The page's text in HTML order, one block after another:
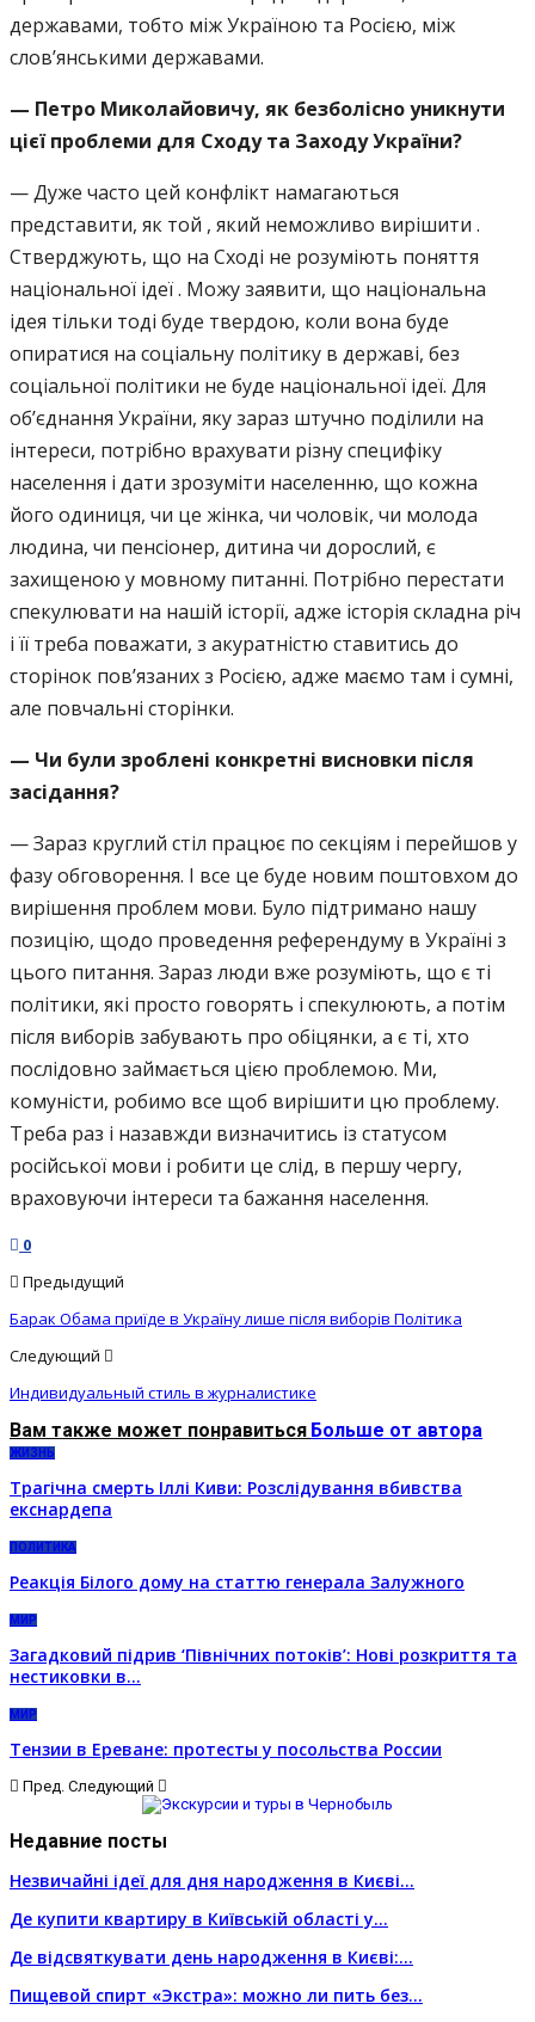
державами, тобто між Україною та Росією, між
слов’янськими державами.
— Петро Миколайовичу, як безболісно уникнути
цієї проблеми для Сходу та Заходу України?
— Дуже часто цей конфлікт намагаються
представити, як той , який неможливо вирішити .
Стверджують, що на Сході не розуміють поняття
національної ідеї . Можу заявити, що національна
ідея тільки тоді буде твердою, коли вона буде
опиратися на соціальну політику в державі, без
соціальної політики не буде національної ідеї. Для
об’єднання України, яку зараз штучно поділили на
інтереси, потрібно врахувати різну специфіку
населення і дати зрозуміти населенню, що кожна
його одиниця, чи це жінка, чи чоловік, чи молода
людина, чи пенсіонер, дитина чи дорослий, є
захищеною у мовному питанні. Потрібно перестати
спекулювати на нашій історії, адже історія складна річ
і її треба поважати, з акуратністю ставитись до
сторінок пов’язаних з Росією, адже маємо там і сумні,
але повчальні сторінки.
— Чи були зроблені конкретні висновки після
засідання?
— Зараз круглий стіл працює по секціям і перейшов у
фазу обговорення. І все це буде новим поштовхом до
вирішення проблем мови. Було підтримано нашу
позицію, щодо проведення референдуму в Україні з
цього питання. Зараз люди вже розуміють, що є ті
політики, які просто говорять і спекулюють, а потім
після виборів забувають про обіцянки, а є ті, хто
послідовно займається цією проблемою. Ми,
комуністи, робимо все щоб вирішити цю проблему.
Треба раз і назавжди визначитись із статусом
російської мови і робити це слід, в першу чергу,
враховуючи інтереси та бажання населення.
0
Предыдущий
Барак Обама приїде в Україну лише після виборів Політика
Следующий
Индивидуальный стиль в журналистике
Вам также может понравиться Больше от автора
ЖИЗНЬ
Трагічна смерть Іллі Киви: Розслідування вбивства
екснардепа
ПОЛИТИКА
Реакція Білого дому на статтю генерала Залужного
МИР
Загадковий підрив ‘Північних потоків’: Нові розкриття та
нестиковки в…
МИР
Тензии в Ереване: протесты у посольства России
Пред. Следующий
Недавние посты
Незвичайні ідеї для дня народження в Києві…
Де купити квартиру в Київській області у…
Де відсвяткувати день народження в Києві:…
Пищевой спирт «Экстра»: можно ли пить без…